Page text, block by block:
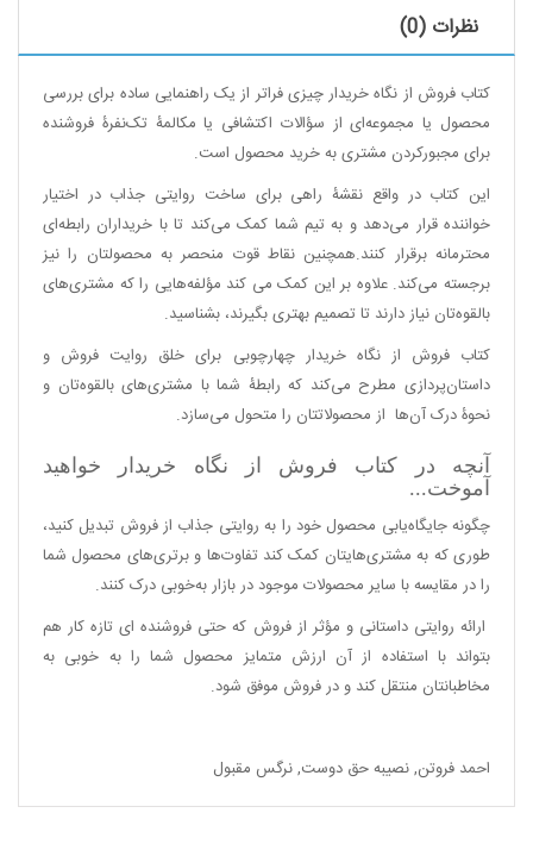
نظرات (0)
کتاب فروش از نگاه خریدار چیزی فراتر از یک راهنمایی ساده برای بررسی
محصول یا مجموعه‌ای از سؤالات اکتشافی یا مکالمۀ تک‌نفرۀ فروشنده
برای مجبورکردن مشتری به خرید محصول است.
این کتاب در واقع نقشۀ راهی برای ساخت روایتی جذاب در اختیار
خواننده قرار می‌دهد و به تیم شما کمک می‌کند تا با خریداران رابطه‌ای
محترمانه برقرار کنند.همچنین نقاط قوت منحصر به محصولتان را نیز
برجسته می‌کند. علاوه بر این کمک می کند مؤلفه‌هایی را که مشتری‌های
بالقوه‌تان نیاز دارند تا تصمیم بهتری بگیرند، بشناسید.
کتاب فروش از نگاه خریدار چهارچوبی برای خلق روایت فروش و
داستان‌پردازی مطرح می‌کند که رابطۀ شما با مشتری‌های بالقوه‌تان و
نحوۀ درک آن‌ها از محصولاتتان را متحول می‌سازد.
آنچه در کتاب فروش از نگاه خریدار خواهید
آموخت...
چگونه جایگاه‌یابی محصول خود را به روایتی جذاب از فروش تبدیل کنید،
طوری که به مشتری‌هایتان کمک کند تفاوت‌ها و برتری‌های محصول شما
را در مقایسه با سایر محصولات موجود در بازار به‌خوبی درک کنند.
ارائه روایتی داستانی و مؤثر از فروش که حتی فروشنده ای تازه کار هم
بتواند با استفاده از آن ارزش متمایز محصول شما را به خوبی به
مخاطبانتان منتقل کند و در فروش موفق شود.
احمد فروتن,نصیبه حق دوست,نرگس مقبول